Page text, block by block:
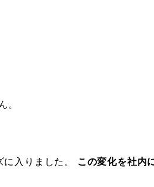
。
入りました。 この変化を社内